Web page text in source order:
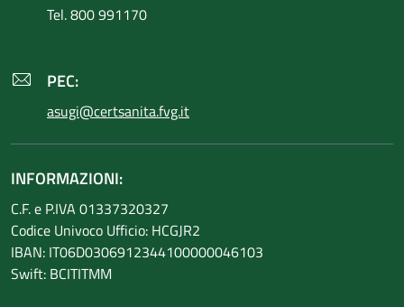
Tel. 800 991170
PEC:
asugi@certsanita.fvg.it
INFORMAZIONI:
C.F. e P.IVA 01337320327
Codice Univoco Ufficio: HCGJR2
IBAN: IT06D0306912344100000046103
Swift: BCITITMM